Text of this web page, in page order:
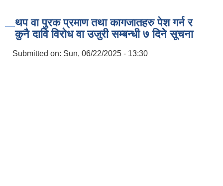
थप वा पुरक प्रमाण तथा कागजातहरु पेश गर्न र
कुनै दावि विरोध वा उजुरी सम्बन्धी ७ दिने सूचना
Submitted on: Sun, 06/22/2025 - 13:30